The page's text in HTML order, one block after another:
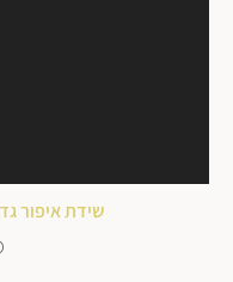
שידת איפור